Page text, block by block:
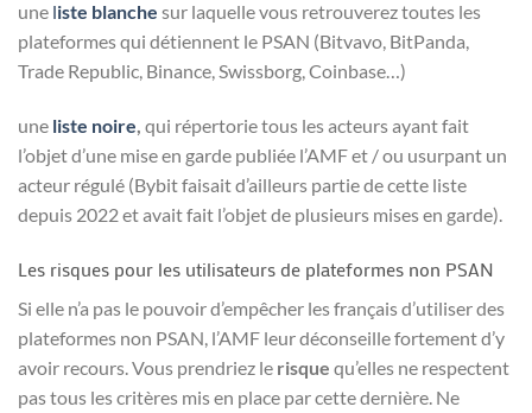
une liste blanche sur laquelle vous retrouverez toutes les
plateformes qui détiennent le PSAN (Bitvavo, BitPanda,
Trade Republic, Binance, Swissborg, Coinbase…)
une liste noire, qui répertorie tous les acteurs ayant fait
l’objet d’une mise en garde publiée l’AMF et / ou usurpant un
acteur régulé (Bybit faisait d’ailleurs partie de cette liste
depuis 2022 et avait fait l’objet de plusieurs mises en garde).
Les risques pour les utilisateurs de plateformes non PSAN
Si elle n’a pas le pouvoir d’empêcher les français d’utiliser des
plateformes non PSAN, l’AMF leur déconseille fortement d’y
avoir recours. Vous prendriez le risque qu’elles ne respectent
pas tous les critères mis en place par cette dernière. Ne